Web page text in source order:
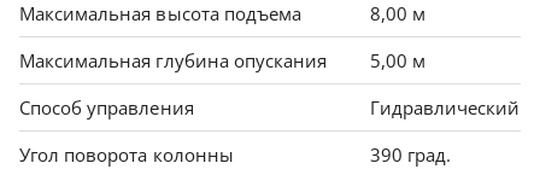
Максимальная высота подъема
8,00 м
Максимальная глубина опускания
5,00 м
Способ управления
Гидравлический
Угол поворота колонны
390 град.